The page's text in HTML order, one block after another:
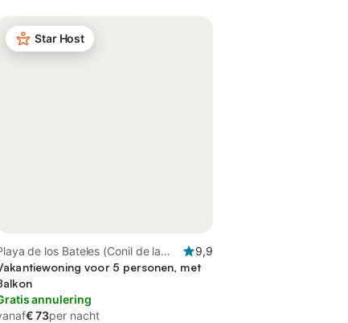
Star Host
de los Bateles (Conil de la
Conil de la Frontera
9,9
voor 5 personen, met
annulering
€ 73per nacht